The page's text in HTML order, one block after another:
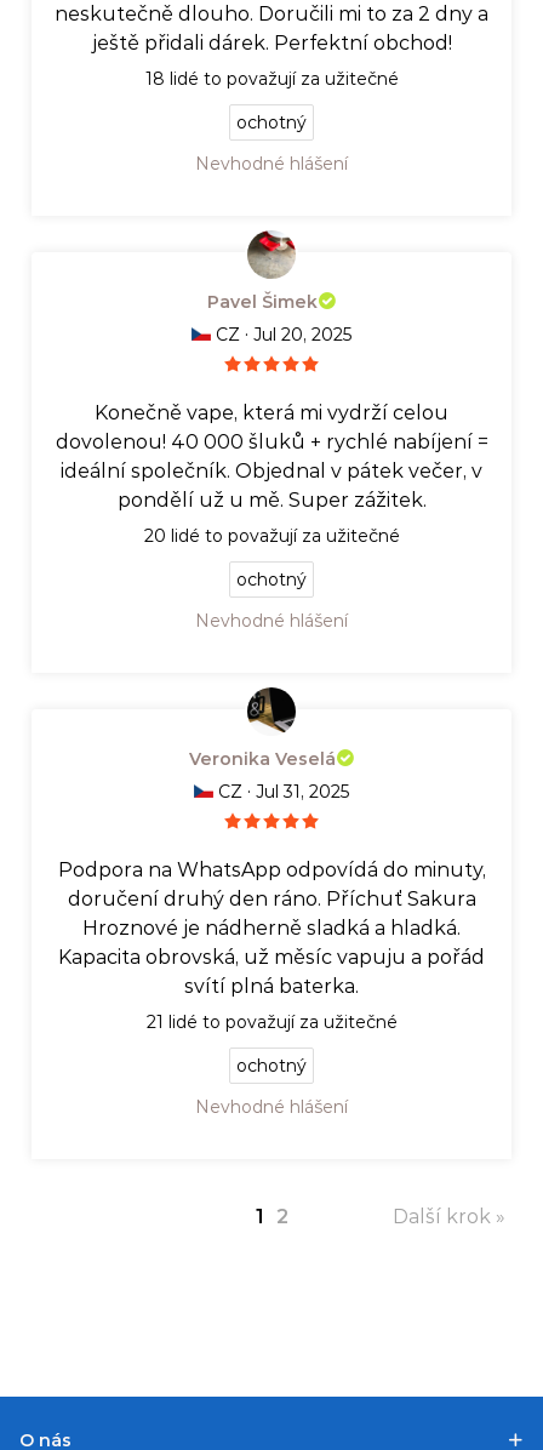
neskutečně dlouho. Doručili mi to za 2 dny a
ještě přidali dárek. Perfektní obchod!
18 lidé to považují za užitečné
ochotný
Nevhodné hlášení
Pavel Šimek
CZ · Jul 20, 2025
Konečně vape, která mi vydrží celou
dovolenou! 40 000 šluků + rychlé nabíjení =
ideální společník. Objednal v pátek večer, v
pondělí už u mě. Super zážitek.
20 lidé to považují za užitečné
ochotný
Nevhodné hlášení
Veronika Veselá
CZ · Jul 31, 2025
Podpora na WhatsApp odpovídá do minuty,
doručení druhý den ráno. Příchuť Sakura
Hroznové je nádherně sladká a hladká.
Kapacita obrovská, už měsíc vapuju a pořád
svítí plná baterka.
21 lidé to považují za užitečné
ochotný
Nevhodné hlášení
1 2 Další krok »
O nás